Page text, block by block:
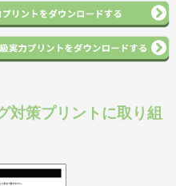
対策プリントに取り組